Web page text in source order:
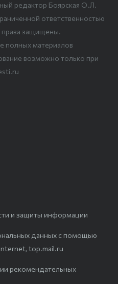
редактор Боярская О.Л.
ответственностью
права защищены.
полных материалов
возможно только при
и защиты информации
данных с помощью
top.mail.ru
рекомендательных